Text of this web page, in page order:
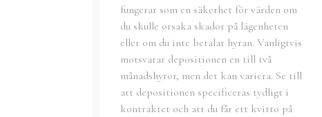
fungerar som en säkerhet för värden om
du skulle orsaka skador på lägenheten
eller om du inte betalar hyran. Vanligtvis
motsvarar depositionen en till två
månadshyror, men det kan variera. Se till
att depositionen specificeras tydligt i
kontraktet och att du får ett kvitto på